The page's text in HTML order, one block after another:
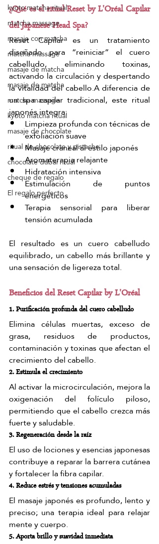
kyoto matcha ritual
matcha massage
masaje con matcha
matcha massage
masaje de matcha
masaje de matcha
matcha massage
kyoto matcha ritual
masaje de chocolate
ritual de chocolate y pistacho
chocolate dubai ritual
cheque de regalo
El regalo perfecto
¿Qué es el ritual Reset by L'Oréal Capilar
del Japanese Head Spa?
Reset Capilar es un tratamiento
diseñado para “reiniciar” el cuero
cabelludo, eliminando toxinas,
activando la circulación y despertando
la vitalidad del cabello.A diferencia de
un spa capilar tradicional, este ritual
japonés integra:
Limpieza profunda con técnicas de
exfoliación suave
Masaje craneal al estilo japonés
Aromaterapia relajante
Hidratación intensiva
Estimulación de puntos
energéticos
Terapia sensorial para liberar
tensión acumulada
El resultado es un cuero cabelludo
equilibrado, un cabello más brillante y
una sensación de ligereza total.
Beneficios del Reset Capilar by L'Oréal
1. Purificación profunda del cuero cabelludo
Elimina células muertas, exceso de
grasa, residuos de productos,
contaminación y toxinas que afectan el
crecimiento del cabello.
2. Estimula el crecimiento
Al activar la microcirculación, mejora la
oxigenación del folículo piloso,
permitiendo que el cabello crezca más
fuerte y saludable.
3. Regeneración desde la raíz
El uso de lociones y esencias japonesas
contribuye a reparar la barrera cutánea
y fortalecer la fibra capilar.
4. Reduce estrés y tensiones acumuladas
El masaje japonés es profundo, lento y
preciso; una terapia ideal para relajar
mente y cuerpo.
5. Aporta brillo y suavidad inmediata